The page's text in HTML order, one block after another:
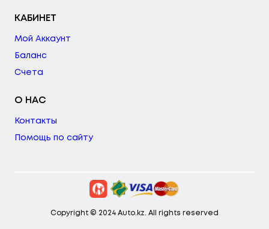
КАБИНЕТ
Мой Аккаунт
Баланс
Счета
О НАС
Контакты
Помощь по сайту
Copyright © 2024 Auto.kz. All rights reserved